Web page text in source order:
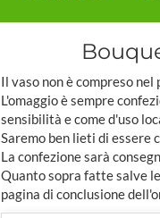
Il vaso non è compreso nel
L'omaggio è sempre
sensibilità e come d'uso
Saremo ben lieti di essere
La confezione sarà
Quanto sopra fatte salve
pagina di conclusione